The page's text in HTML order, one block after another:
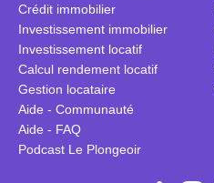
Crédit immobilier
Investissement immobilier
Investissement locatif
Calcul rendement locatif
Gestion locataire
Aide - Communauté
Aide - FAQ
Podcast Le Plongeoir